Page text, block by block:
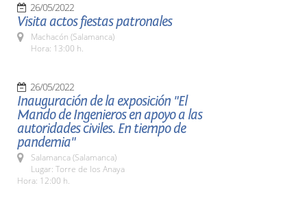
26/05/2022
Visita actos fiestas patronales
Machacón (Salamanca)
Hora: 13:00 h.
26/05/2022
Inauguración de la exposición "El
Mando de Ingenieros en apoyo a las
autoridades civiles. En tiempo de
pandemia"
Salamanca (Salamanca)
Lugar: Torre de los Anaya
Hora: 12:00 h.